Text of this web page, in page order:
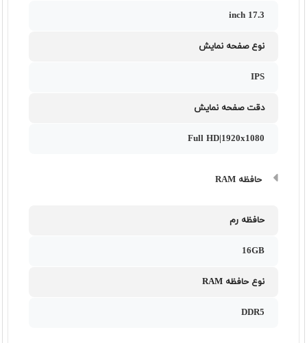
17.3 inch
نوع صفحه نمایش
IPS
دقت صفحه نمایش
Full HD|1920x1080
حافظه RAM
حافظه رم
16GB
نوع حافظه RAM
DDR5